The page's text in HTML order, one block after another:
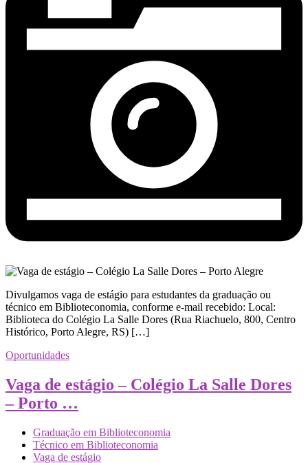
Divulgamos vaga de estágio para estudantes da graduação ou
técnico em Biblioteconomia, conforme e-mail recebido: Local:
Biblioteca do Colégio La Salle Dores (Rua Riachuelo, 800, Centro
Histórico, Porto Alegre, RS) […]
Oportunidades
Vaga de estágio – Colégio La Salle Dores
– Porto …
Graduação em Biblioteconomia
Técnico em Biblioteconomia
Vaga de estágio